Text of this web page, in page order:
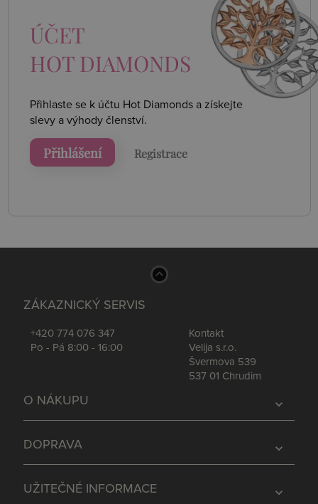
ÚČET
HOT DIAMONDS
Přihlaste se k účtu Hot Diamonds a získejte
slevy a výhody členství.
Přihlášení Registrace
ZÁKAZNICKÝ SERVIS
+420 774 076 347
Po - Pá 8:00 - 16:00
Kontakt
Velija s.r.o.
Švermova 539
537 01 Chrudim
expand_more
O NÁKUPU
expand_more
DOPRAVA
expand_more
UŽITEČNÉ INFORMACE